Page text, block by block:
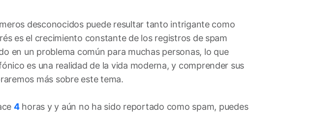
desconocidos puede resultar tanto intrigante como
es el crecimiento constante de los registros de spam
en un problema común para muchas personas, lo que
es una realidad de la vida moderna, y comprender sus
más sobre este tema.
4horas y y aún no ha sido reportado como spam, puedes